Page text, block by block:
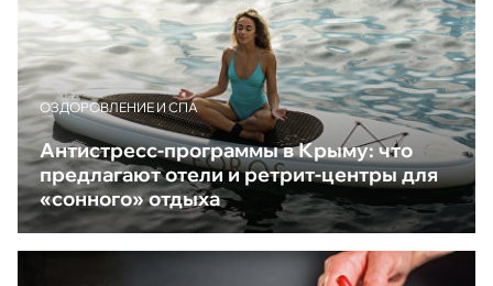
ОЗДОРОВЛЕНИЕ И СПА
Антистресс-программы в Крыму: что
предлагают отели и ретрит-центры для
«сонного» отдыха